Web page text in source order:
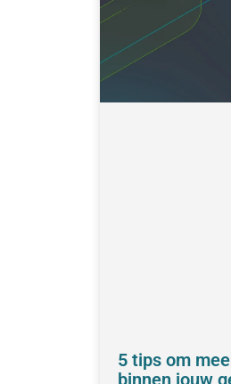
5 tips om
binnen jouw